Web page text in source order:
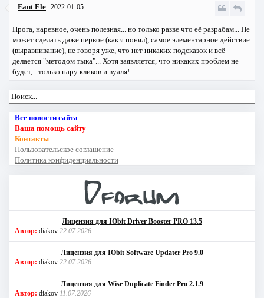
Fant Ele 2022-01-05
Прога, наревное, очень полезная... но только разве что её разрабам... Не
может сделать даже первое (как я понял), самое элементарное действие
(выравнивание), не говоря уже, что нет никаких подсказок и всё
делается "методом тыка"... Хотя заявляется, что никаких проблем не
будет, - только пару кликов и вуаля!...
Все новости сайта
Ваша помощь сайту
Контакты
Пользовательское соглашение
Политика конфиденциальности
Лицензия для IObit Driver Booster PRO 13.5
Автор: diakov 22.07.2026
Лицензия для IObit Software Updater Pro 9.0
Автор: diakov 22.07.2026
Лицензия для Wise Duplicate Finder Pro 2.1.9
Автор: diakov 11.07.2026